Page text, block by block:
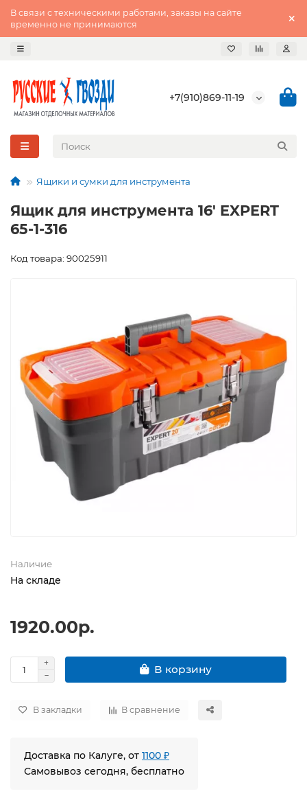
В связи с техническими работами, заказы на сайте
временно не принимаются
+7(910)869-11-19
Ящики и сумки для инструмента
Ящик для инструмента 16' EXPERT
65-1-316
Код товара: 90025911
Наличие
На складе
1920.00р.
В корзину
В закладки В сравнение
Доставка по Калуге, от 1100 ₽
Самовывоз сегодня, бесплатно